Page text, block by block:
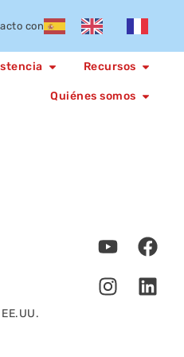
con
Recursos
Quiénes somos